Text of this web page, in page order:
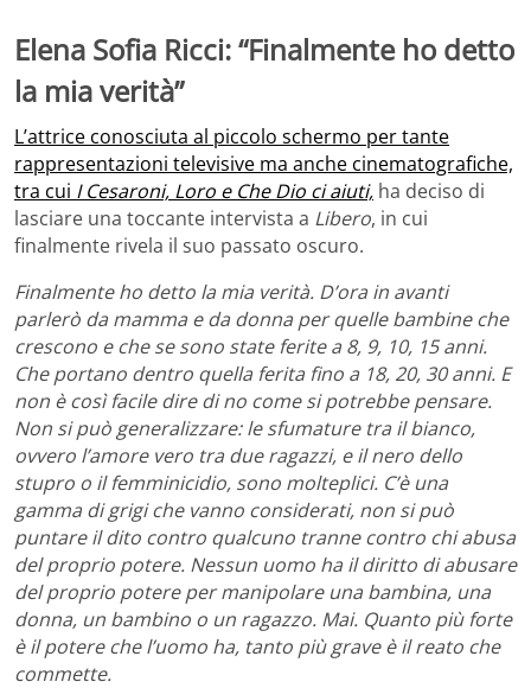
Elena Sofia Ricci: “Finalmente ho detto
la mia verità”
L’attrice conosciuta al piccolo schermo per tante
rappresentazioni televisive ma anche cinematografiche,
tra cui I Cesaroni, Loro e Che Dio ci aiuti, ha deciso di
lasciare una toccante intervista a Libero, in cui
finalmente rivela il suo passato oscuro.
Finalmente ho detto la mia verità. D’ora in avanti
parlerò da mamma e da donna per quelle bambine che
crescono e che se sono state ferite a 8, 9, 10, 15 anni.
Che portano dentro quella ferita fino a 18, 20, 30 anni. E
non è così facile dire di no come si potrebbe pensare.
Non si può generalizzare: le sfumature tra il bianco,
ovvero l’amore vero tra due ragazzi, e il nero dello
stupro o il femminicidio, sono molteplici. C’è una
gamma di grigi che vanno considerati, non si può
puntare il dito contro qualcuno tranne contro chi abusa
del proprio potere. Nessun uomo ha il diritto di abusare
del proprio potere per manipolare una bambina, una
donna, un bambino o un ragazzo. Mai. Quanto più forte
è il potere che l’uomo ha, tanto più grave è il reato che
commette.